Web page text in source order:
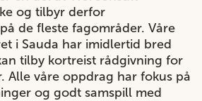
og tilbyr derfor
de fleste fagområder. Våre
i Sauda har imidlertid bred
tilby kortreist rådgivning for
Alle våre oppdrag har fokus på
og godt samspill med